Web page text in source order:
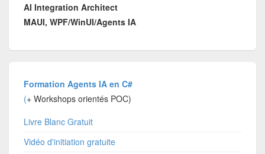
AI Integration Architect
MAUI, WPF/WinUI/Agents IA
Formation Agents IA en C#
(+ Workshops orientés POC)
Livre Blanc Gratuit
Vidéo d'initiation gratuite